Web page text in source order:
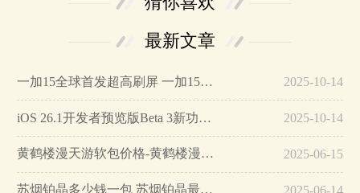
最新文章
一加15全球首发超高刷屏 一加15参数详细配置… 2025-10-14
iOS 26.1开发者预览版Beta 3新功能详解… 2025-10-14
黄鹤楼漫天游软包价格-黄鹤楼漫天游软包多少钱一盒… 2025-06-15
苏烟铂晶多少钱一包 苏烟铂晶最新价格… 2025-06-14